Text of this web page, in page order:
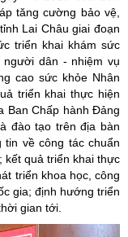
tăng cường bảo vệ,
Lai Châu giai đoạn
triển khai khám sức
người dân - nhiệm vụ
cao sức khỏe Nhân
triển khai thực hiện
Ban Chấp hành Đảng
đào tạo trên địa bàn
tin về công tác chuẩn
kết quả triển khai thực
triển khoa học, công
gia; định hướng triển
gian tới.